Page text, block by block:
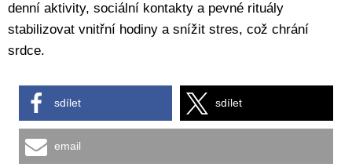
denní aktivity, sociální kontakty a pevné rituály
stabilizovat vnitřní hodiny a snížit stres, což chrání
srdce.
sdílet sdílet
email